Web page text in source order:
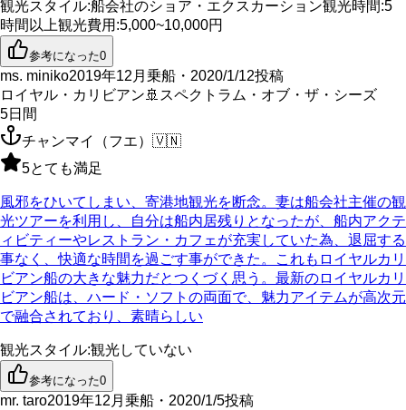
観光スタイル:船会社のショア・エクスカーション観光時間:5
時間以上観光費用 :5,000~10,000円
参考になった0
ms. miniko2019年12月乗船・2020/1/12投稿
ロイヤル・カリビアン 🚢 スペクトラム・オブ・ザ・シーズ
5日間
チャンマイ（フエ） 🇻🇳
5とても満足
風邪をひいてしまい、寄港地観光を断念。妻は船会社主催の観
光ツアーを利用し、自分は船内居残りとなったが、船内アクテ
ィビティーやレストラン・カフェが充実していた為、退屈する
事なく、快適な時間を過ごす事ができた。これもロイヤルカリ
ビアン船の大きな魅力だとつくづく思う。最新のロイヤルカリ
ビアン船は、ハード・ソフトの両面で、魅力アイテムが高次元
で融合されており、素晴らしい
観光スタイル:観光していない
参考になった0
mr. taro2019年12月乗船・2020/1/5投稿